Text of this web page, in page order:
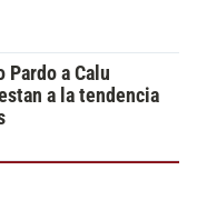
Pardo a Calu
a la tendencia